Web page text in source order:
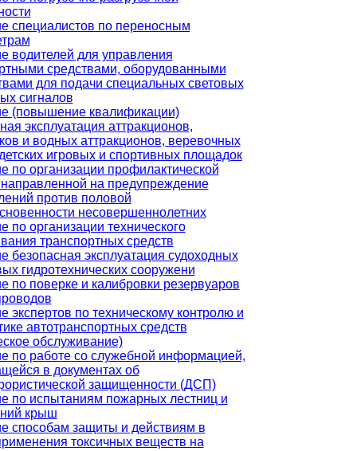
специалистов по переносным
водителей для управления
средствами, оборудованными
для подачи специальных световых
сигналов
(повышение квалификации)
эксплуатация аттракционов,
и водных аттракционов, веревочных
игровых и спортивных площадок
по организации профилактической
на предупреждение
против половой
несовершеннолетних
по организации технического
транспортных средств
безопасная эксплуатация судоходных
гидротехнических сооружени
по поверке и калибровки резервуаров
экспертов по техническому контролю и
автотранспортных средств
обслуживание)
по работе со служебной информацией,
в документах об
защищенности (ДСП)
по испытаниям пожарных лестниц и
крыш
способам защиты и действиям в
токсичных веществ на